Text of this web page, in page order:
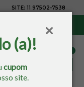
(a)!
cupom
site.
SITE: 11 97502-7538